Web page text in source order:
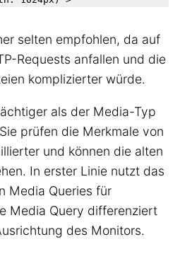
selten empfohlen, da auf
Requests anfallen und die
komplizierter würde.
als der Media-Typ
prüfen die Merkmale von
und können die alten
In erster Linie nutzt das
Media Queries für
Media Query differenziert
des Monitors.